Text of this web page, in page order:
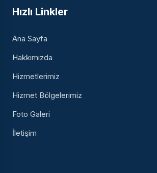
Hızlı Linkler
Ana Sayfa
Hakkımızda
Hizmetlerimiz
Hizmet Bölgelerimiz
Foto Galeri
İletişim